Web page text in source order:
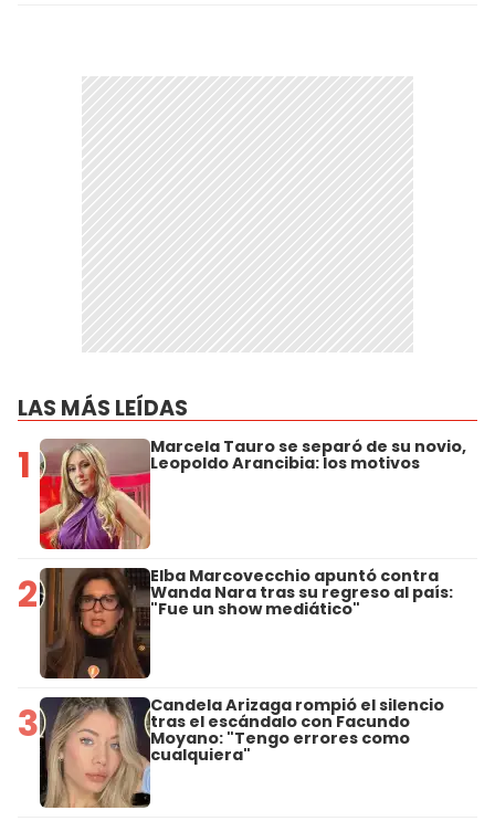
LAS MÁS LEÍDAS
1 Marcela Tauro se separó de su novio,
Leopoldo Arancibia: los motivos
2 Elba Marcovecchio apuntó contra
Wanda Nara tras su regreso al país:
"Fue un show mediático"
3 Candela Arizaga rompió el silencio
tras el escándalo con Facundo
Moyano: "Tengo errores como
cualquiera"